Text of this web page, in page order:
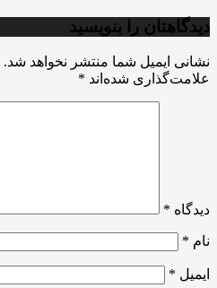
دیدگاهتان را بنویسید
نشانی ایمیل شما منتشر نخواهد شد.
علامت‌گذاری شده‌اند *
دیدگاه *
نام *
ایمیل *